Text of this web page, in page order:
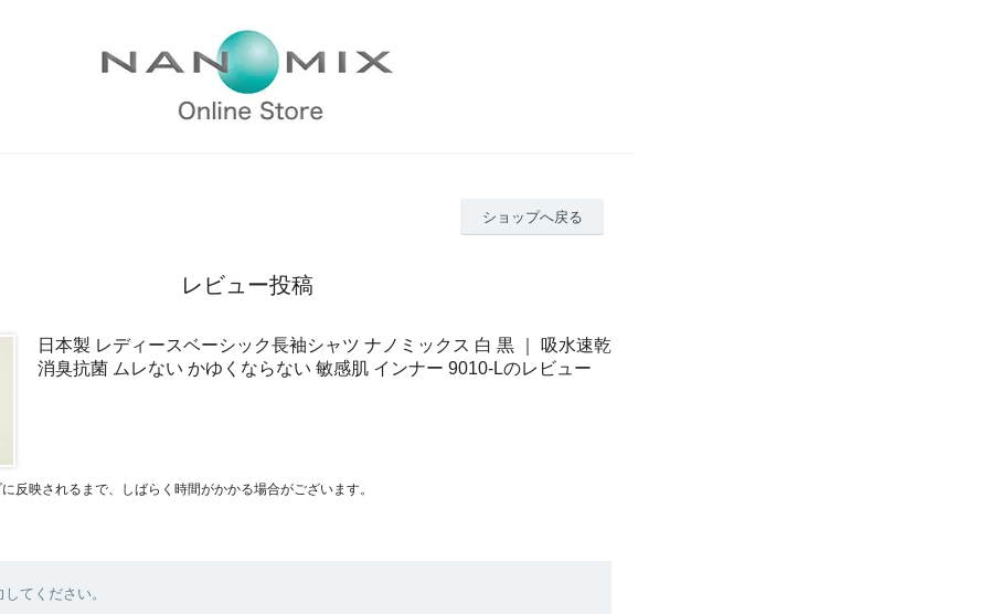
ショップへ戻る
レビュー投稿
日本製 レディースベーシック長袖シャツ ナノミックス 白 黒 ｜ 吸水速乾
消臭抗菌 ムレない かゆくならない 敏感肌 インナー 9010-Lのレビュー
反映されるまで、しばらく時間がかかる場合がございます。
てください。